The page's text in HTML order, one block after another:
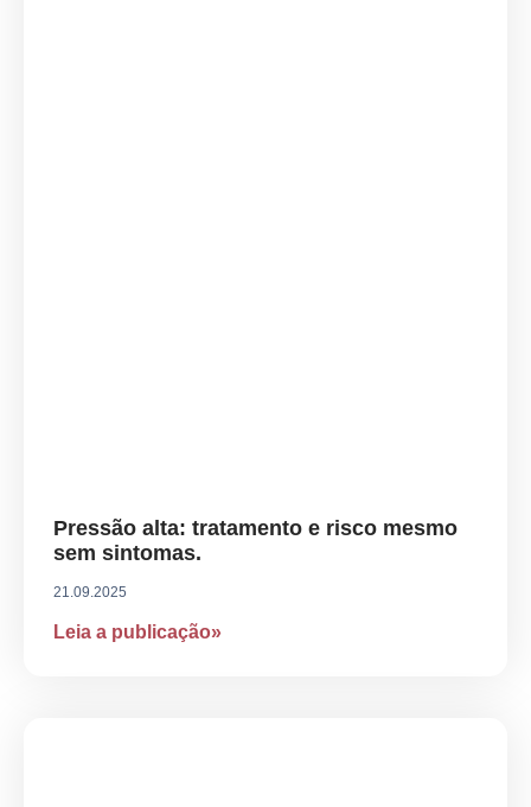
Pressão alta: tratamento e risco mesmo
sem sintomas.
21.09.2025
Leia a publicação»